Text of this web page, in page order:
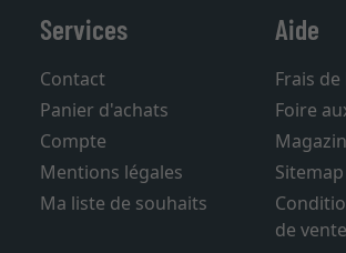
Services
Contact
Panier d'achats
Compte
Mentions légales
Ma liste de souhaits
Aide
Frais
Foire
Sitemap
de vente